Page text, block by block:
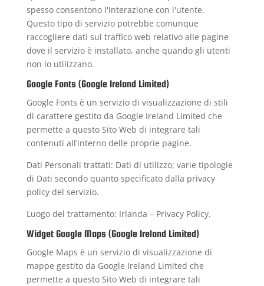
spesso consentono l'interazione con l'utente.
Questo tipo di servizio potrebbe comunque
raccogliere dati sul traffico web relativo alle pagine
dove il servizio è installato, anche quando gli utenti
non lo utilizzano.
Google Fonts (Google Ireland Limited)
Google Fonts è un servizio di visualizzazione di stili
di carattere gestito da Google Ireland Limited che
permette a questo Sito Web di integrare tali
contenuti all’interno delle proprie pagine.
Dati Personali trattati: Dati di utilizzo; varie tipologie
di Dati secondo quanto specificato dalla privacy
policy del servizio.
Luogo del trattamento: Irlanda – Privacy Policy.
Widget Google Maps (Google Ireland Limited)
Google Maps è un servizio di visualizzazione di
mappe gestito da Google Ireland Limited che
permette a questo Sito Web di integrare tali